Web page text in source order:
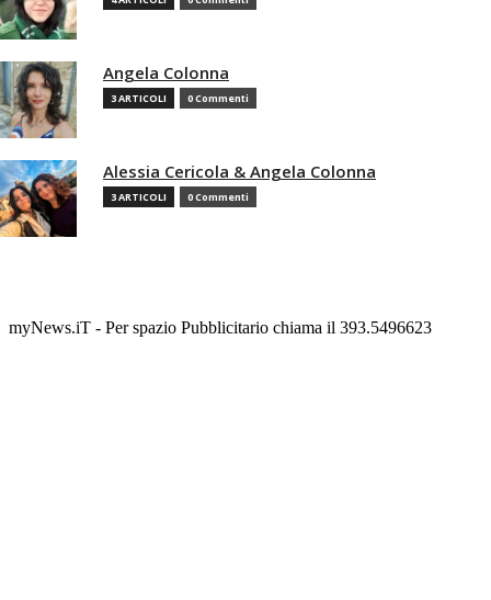
Angela Colonna
3 ARTICOLI 0 Commenti
Alessia Cericola & Angela Colonna
3 ARTICOLI 0 Commenti
myNews.iT - Per spazio Pubblicitario chiama il 393.5496623